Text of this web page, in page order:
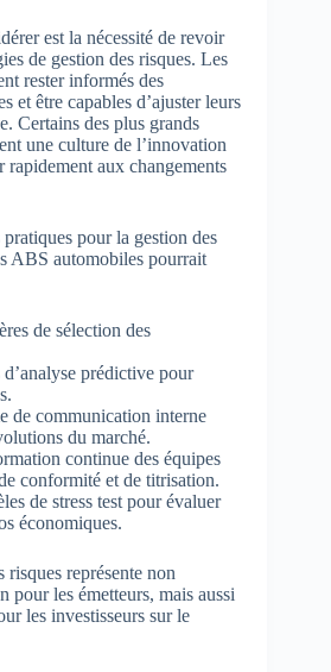
est la nécessité de revoir
de gestion des risques. Les
rester informés des
et être capables d’ajuster leurs
Certains des plus grands
une culture de l’innovation
rapidement aux changements
pour la gestion des
ABS automobiles pourrait
de sélection des
prédictive pour
de communication interne
du marché.
continue des équipes
conformité et de titrisation.
de stress test pour évaluer
économiques.
représente non
pour les émetteurs, mais aussi
les investisseurs sur le